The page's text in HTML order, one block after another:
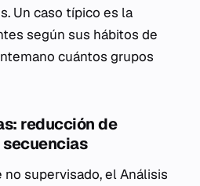
Un caso típico es la
según sus hábitos de
cuántos grupos
reducción de
supervisado, el Análisis